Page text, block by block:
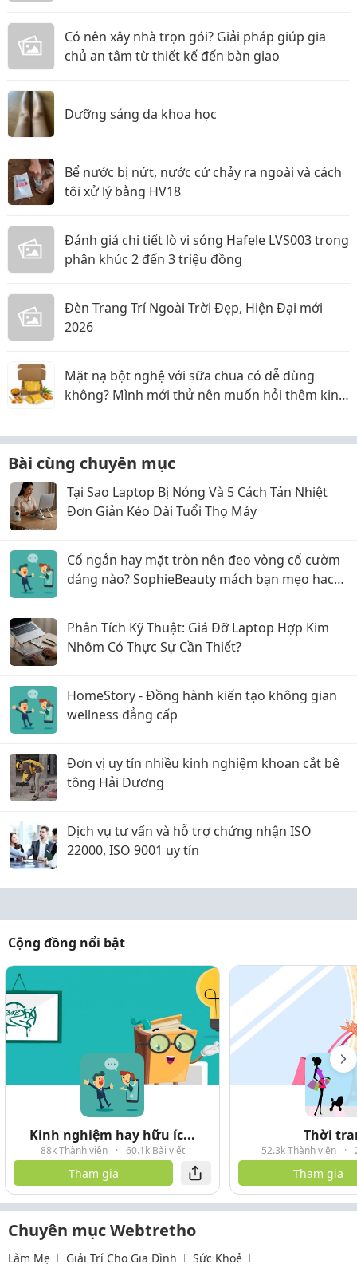
Có nên xây nhà trọn gói? Giải pháp giúp gia
chủ an tâm từ thiết kế đến bàn giao
Dưỡng sáng da khoa học
Bể nước bị nứt, nước cứ chảy ra ngoài và cách
tôi xử lý bằng HV18
Đánh giá chi tiết lò vi sóng Hafele LVS003 trong
phân khúc 2 đến 3 triệu đồng
Đèn Trang Trí Ngoài Trời Đẹp, Hiện Đại mới
2026
Mặt nạ bột nghệ với sữa chua có dễ dùng
không? Mình mới thử nên muốn hỏi thêm kinh
Bài cùng chuyên mục
Tại Sao Laptop Bị Nóng Và 5 Cách Tản Nhiệt
Đơn Giản Kéo Dài Tuổi Thọ Máy
Cổ ngắn hay mặt tròn nên đeo vòng cổ cườm
dáng nào? SophieBeauty mách bạn mẹo hack
Phân Tích Kỹ Thuật: Giá Đỡ Laptop Hợp Kim
Nhôm Có Thực Sự Cần Thiết?
HomeStory - Đồng hành kiến tạo không gian
wellness đẳng cấp
Đơn vị uy tín nhiều kinh nghiệm khoan cắt bê
tông Hải Dương
Dịch vụ tư vấn và hỗ trợ chứng nhận ISO
22000, ISO 9001 uy tín
Cộng đồng nổi bật
Kinh nghiệm hay hữu íc...
88k Thành viên · 60.1k Bài viết
Tham gia
Thời
52.3k Thành viên ·
Tham gia
Chuyên mục Webtretho
Làm Mẹ Giải Trí Cho Gia Đình Sức Khoẻ